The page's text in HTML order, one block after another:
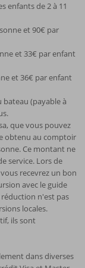
enfants de 2 à 11
et 90€ par
et 33€ par enfant
et 36€ par enfant
(payable à
que vous pouvez
obtenu au comptoir
Ce montant ne
service. Lors de
recevrez un bon
avec le guide
n'est pas
locales.
ils sont
dans diverses